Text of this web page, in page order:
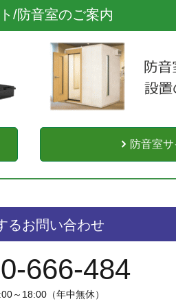
/防音室のご案内
防音室
るお問い合わせ
666-484
～18:00（年中無休）